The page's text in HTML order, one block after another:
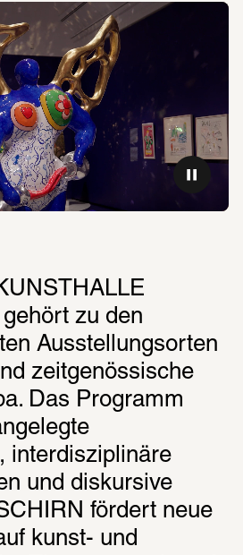
zu den
Ausstellungsorten
zeitgenössische
Das Programm
interdisziplinäre
und diskursive
fördert neue
kunst- und